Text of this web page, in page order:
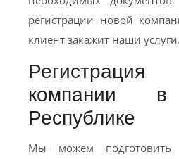
регистрации новой
клиент закажит наши услуги.
компании
Республике
Мы можем подготовить